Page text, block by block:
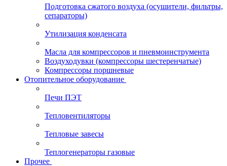
Подготовка сжатого воздуха (осушители, фильтры,
сепараторы)
Утилизация конденсата
Масла для компрессоров и пневмоинструмента
Воздуходувки (компрессоры шестеренчатые)
Компрессоры поршневые
Отопительное оборудование
Печи ПЭТ
Тепловентиляторы
Тепловые завесы
Теплогенераторы газовые
Прочее